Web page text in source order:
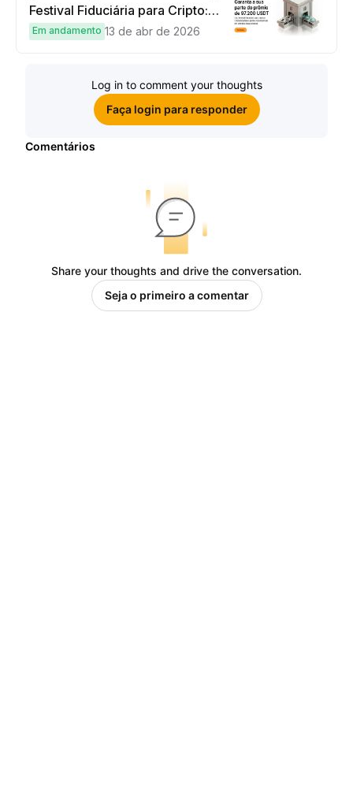
Festival Fiduciária para Cripto:
complete tarefas simples e
Em andamento 13 de abr de 2026
Log in to comment your thoughts
Faça login para responder
Comentários
Share your thoughts and drive the conversation.
Seja o primeiro a comentar